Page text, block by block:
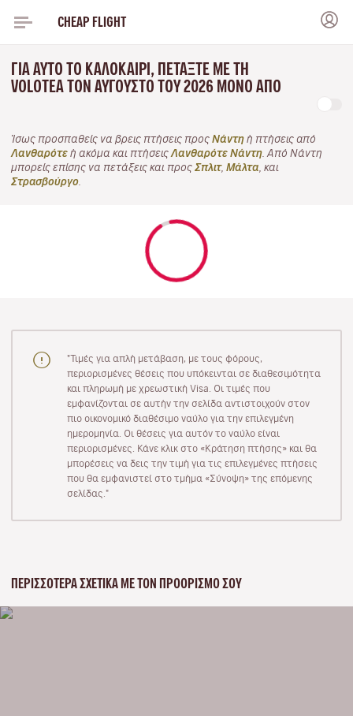
CHEAP FLIGHT
ΓΙΑ ΑΥΤΌ ΤΟ ΚΑΛΟΚΑΊΡΙ, ΠΕΤΆΞΤΕ ΜΕ ΤΗ
VOLOTEA ΤΟΝ ΑΎΓΟΥΣΤΟ ΤΟΥ 2026 ΜΌΝΟ ΑΠΌ
Ίσως προσπαθείς να βρεις πτήσεις προς Νάντη ή πτήσεις από
Λανθαρότε ή ακόμα και πτήσεις Λανθαρότε Νάντη . Από Νάντη
μπορείς επίσης να πετάξεις και προς Σπλιτ, Μάλτα , και
Στρασβούργο
"Τιμές για απλή μετάβαση, με τους φόρους,
περιορισμένες θέσεις που υπόκεινται σε διαθεσιμότητα
και πληρωμή με χρεωστική Visa. Οι τιμές που
εμφανίζονται σε αυτήν την σελίδα αντιστοιχούν στον
πιο οικονομικό διαθέσιμο ναύλο για την επιλεγμένη
ημερομηνία. Οι θέσεις για αυτόν το ναύλο είναι
περιορισμένες. Κάνε κλικ στο «Κράτηση πτήσης» και θα
μπορέσεις να δεις την τιμή για τις επιλεγμένες πτήσεις
που θα εμφανιστεί στο τμήμα «Σύνοψη» της επόμενης
σελίδας."
ΠΕΡΙΣΣΌΤΕΡΑ ΣΧΕΤΙΚΆ ΜΕ ΤΟΝ ΠΡΟΟΡΙΣΜΌ ΣΟΥ